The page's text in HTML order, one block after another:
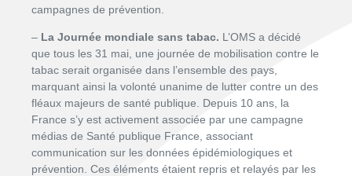
campagnes de prévention.
– La Journée mondiale sans tabac. L’OMS a décidé
que tous les 31 mai, une journée de mobilisation contre le
tabac serait organisée dans l’ensemble des pays,
marquant ainsi la volonté unanime de lutter contre un des
fléaux majeurs de santé publique. Depuis 10 ans, la
France s’y est activement associée par une campagne
médias de Santé publique France, associant
communication sur les données épidémiologiques et
prévention. Ces éléments étaient repris et relayés par les